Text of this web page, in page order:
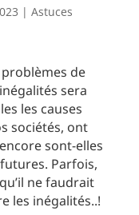
| Astuces
de
sera
les causes
sociétés, ont
sont-elles
Parfois,
ne faudrait
les inégalités..!